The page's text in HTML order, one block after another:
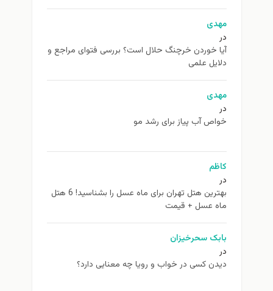
مهدی
در
آیا خوردن خرچنگ حلال است؟ بررسی فتوای مراجع و
دلایل علمی
مهدی
در
خواص آب پیاز برای رشد مو
کاظم
در
بهترین هتل تهران برای ماه عسل را بشناسید! 6 هتل
ماه عسل + قیمت
بابک سحرخیزان
در
دیدن کسی در خواب و رویا چه معنایی دارد؟